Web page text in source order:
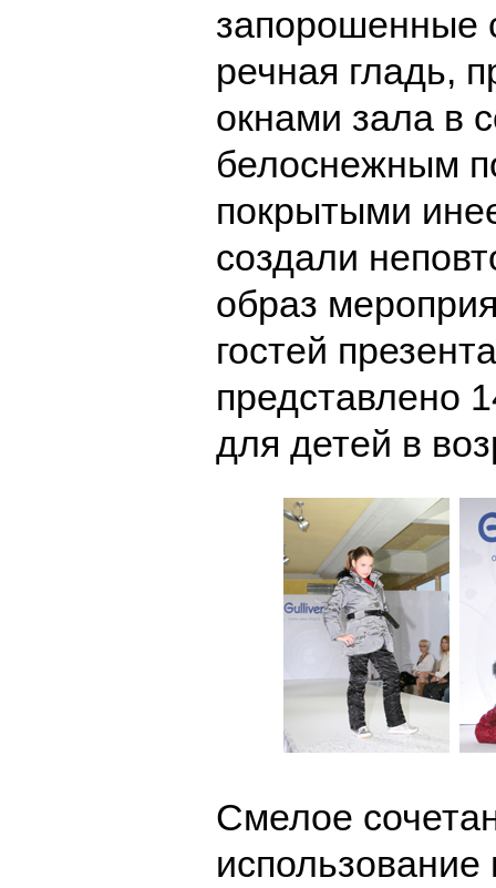
запорошенные
речная гладь,
окнами зала в
белоснежным
покрытыми
создали
образ
гостей
представлено
для детей в
Смелое